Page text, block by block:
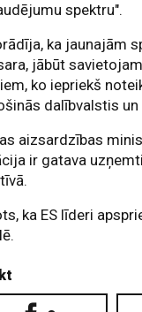
spektru".
ka jaunajām
jābūt
ko iepriekš
dalībvalstis
aizsardzības
ir gatava
ka ES līderi